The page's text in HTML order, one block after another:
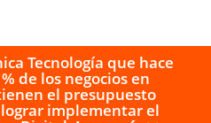
Tecnología que hace
de los negocios en
el presupuesto
implementar el